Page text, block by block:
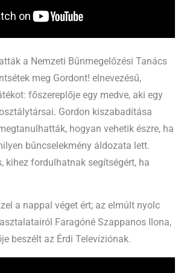
a Nemzeti Bűnmegelőzési Tanács
meg Gordont! elnevezésű,
főszereplője egy medve, aki egy
Gordon kiszabadítása
hogyan vehetik észre, ha
bűncselekmény áldozata lett.
kihez fordulhatnak segítségért, ha
a nappal véget ért; az elmúlt nyolc
Faragóné Szappanos Ilona,
beszélt az Érdi Televíziónak.